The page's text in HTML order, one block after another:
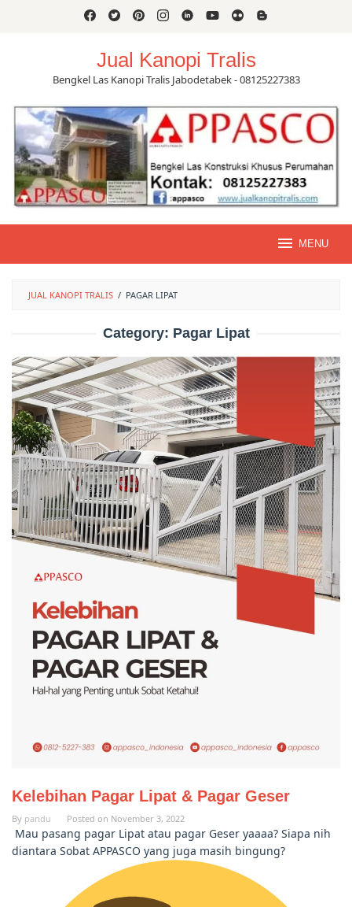
Jual Kanopi Tralis
Bengkel Las Kanopi Tralis Jabodetabek - 08125227383
MENU
JUAL KANOPI TRALIS / PAGAR LIPAT
Category: Pagar Lipat
Kelebihan Pagar Lipat & Pagar Geser
By pandu Posted on November 3, 2022
Mau pasang pagar Lipat atau pagar Geser yaaaa? Siapa nih
diantara Sobat APPASCO yang juga masih bingung?